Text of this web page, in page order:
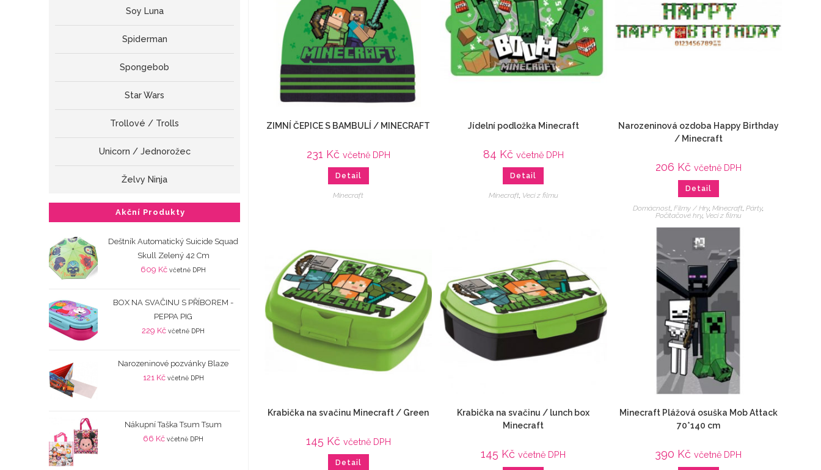
ZIMNÍ ČEPICE S BAMBULÍ / MINECRAFT
231 Kč včetně DPH
Detail
Minecraft
Jídelní podložka Minecraft
84 Kč včetně DPH
Detail
Minecraft, Veci z filmu
Narozeninová ozdoba Happy Birthday
/ Minecraft
206 Kč včetně DPH
Detail
Domácnost,Filmy / Hry,Minecraft,Párty,
Počítačové hry, Veci z filmu
Krabička na svačinu Minecraft / Green
145 Kč včetně DPH
Detail
Krabička na svačinu / lunch box
Minecraft
145 Kč včetně DPH
Minecraft Plážová osuška Mob Attack
70*140 cm
390 Kč včetně DPH
Soy Luna
Spiderman
Spongebob
Star Wars
Trollové / Trolls
Unicorn / Jednorožec
Želvy Ninja
Akční Produkty
Deštník Automatický Suicide Squad
Skull Zelený 42 Cm
609 Kč včetně DPH
BOX NA SVAČINU S PŘÍBOREM -
PEPPA PIG
229 Kč včetně DPH
Narozeninové pozvánky Blaze
121 Kč včetně DPH
Nákupní Taška Tsum Tsum
66 Kč včetně DPH